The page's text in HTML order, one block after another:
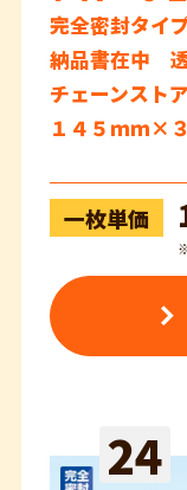
完全密封タ
納品書在中
チェーンスト
１４５ｍｍ×
一枚単価
24